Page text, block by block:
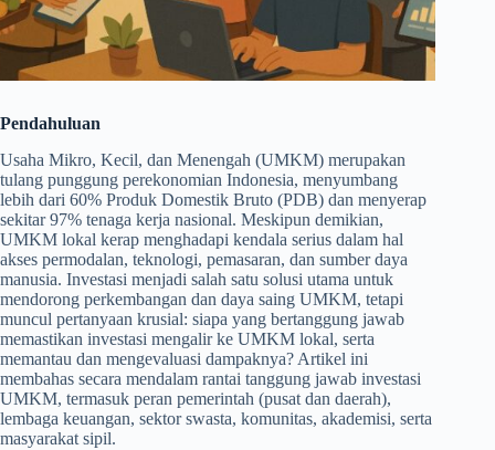
Pendahuluan
Usaha Mikro, Kecil, dan Menengah (UMKM) merupakan
tulang punggung perekonomian Indonesia, menyumbang
lebih dari 60% Produk Domestik Bruto (PDB) dan menyerap
sekitar 97% tenaga kerja nasional. Meskipun demikian,
UMKM lokal kerap menghadapi kendala serius dalam hal
akses permodalan, teknologi, pemasaran, dan sumber daya
manusia. Investasi menjadi salah satu solusi utama untuk
mendorong perkembangan dan daya saing UMKM, tetapi
muncul pertanyaan krusial: siapa yang bertanggung jawab
memastikan investasi mengalir ke UMKM lokal, serta
memantau dan mengevaluasi dampaknya? Artikel ini
membahas secara mendalam rantai tanggung jawab investasi
UMKM, termasuk peran pemerintah (pusat dan daerah),
lembaga keuangan, sektor swasta, komunitas, akademisi, serta
masyarakat sipil.